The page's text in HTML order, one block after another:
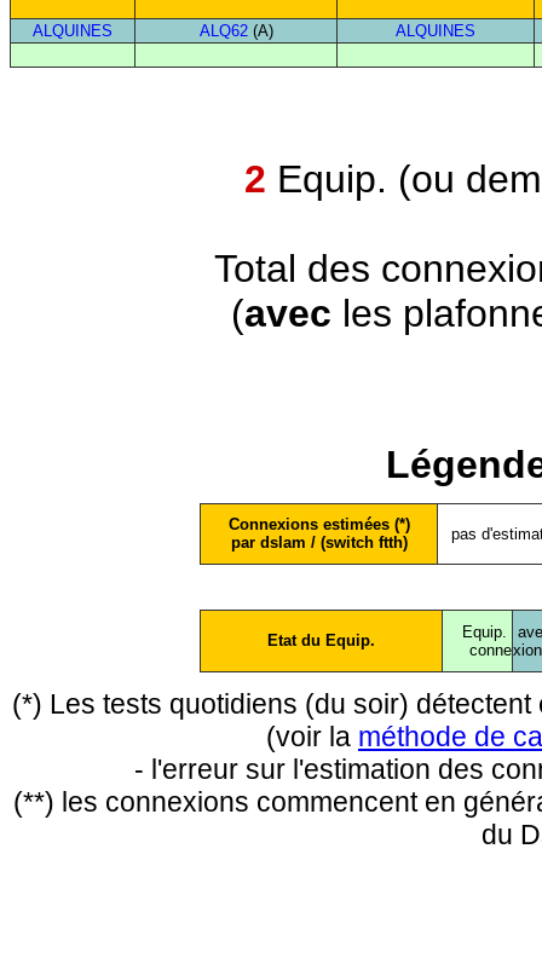
ALQUINES ALQ62(A) ALQUINES
2 Equip. (ou
Total des
(avec les
Connexions estimées (*)
par dslam / (switch ftth)
pas
Etat du Equip.
Equip.
conne
(*) Les tests quotidiens (du soir)
(voir la méthode de
- l'erreur sur l'estimation des
(**) les connexions commencent en
du